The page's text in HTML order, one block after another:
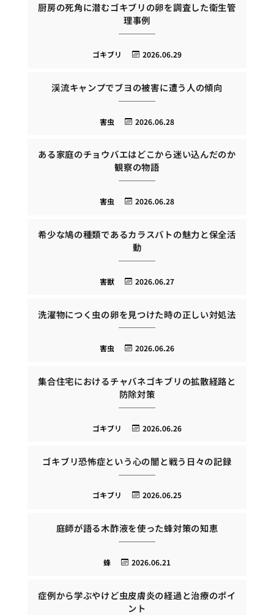
厨房の死角に潜むゴキブリの卵を調査した衛生管
理事例
2026.06.29
ゴキブリ
渓流キャンプでブヨの被害に遭う人の傾向
2026.06.28
害虫
ある家庭のチョウバエはどこから迷い込んだのか
観察の物語
2026.06.28
害虫
希少な鳩の種類であるカラスバトの魅力と保全活
動
2026.06.27
害獣
洗濯物につく虫の卵を見つけた時の正しい対処法
2026.06.26
害虫
集合住宅におけるチャバネゴキブリの拡散経路と
防除対策
2026.06.26
ゴキブリ
ゴキブリ恐怖症という心の闇と戦う日々の記録
2026.06.25
ゴキブリ
庭師が語る木酢液を使った蜂対策の知恵
2026.06.21
蜂
症例から学ぶやけど虫皮膚炎の経過と治療のポイ
ント